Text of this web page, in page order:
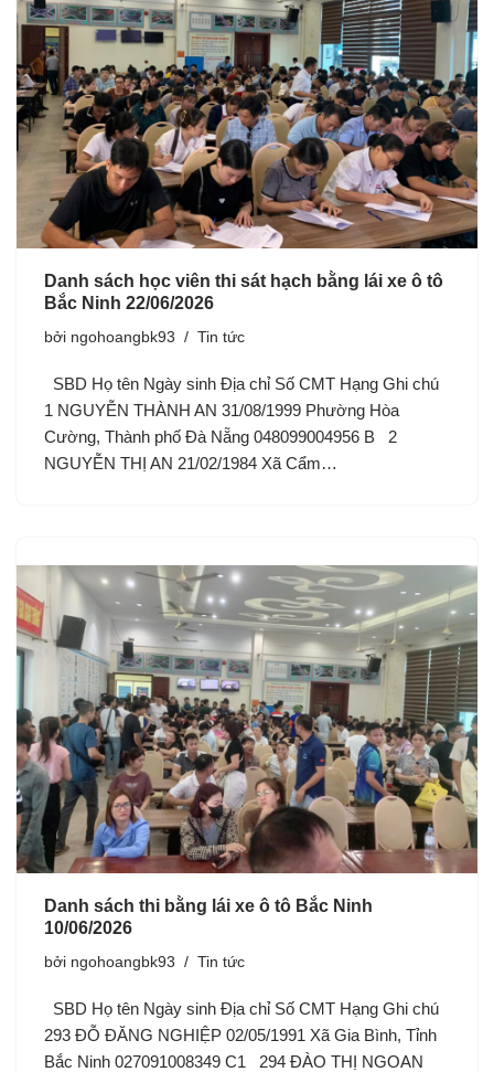
Danh sách học viên thi sát hạch bằng lái xe ô tô
Bắc Ninh 22/06/2026
bởi ngohoangbk93 Tin tức
SBD Họ tên Ngày sinh Địa chỉ Số CMT Hạng Ghi chú
1 NGUYỄN THÀNH AN 31/08/1999 Phường Hòa
Cường, Thành phố Đà Nẵng 048099004956 B 2
NGUYỄN THỊ AN 21/02/1984 Xã Cẩm…
Danh sách thi bằng lái xe ô tô Bắc Ninh
10/06/2026
bởi ngohoangbk93 Tin tức
SBD Họ tên Ngày sinh Địa chỉ Số CMT Hạng Ghi chú
293 ĐỖ ĐĂNG NGHIỆP 02/05/1991 Xã Gia Bình, Tỉnh
Bắc Ninh 027091008349 C1 294 ĐÀO THỊ NGOAN